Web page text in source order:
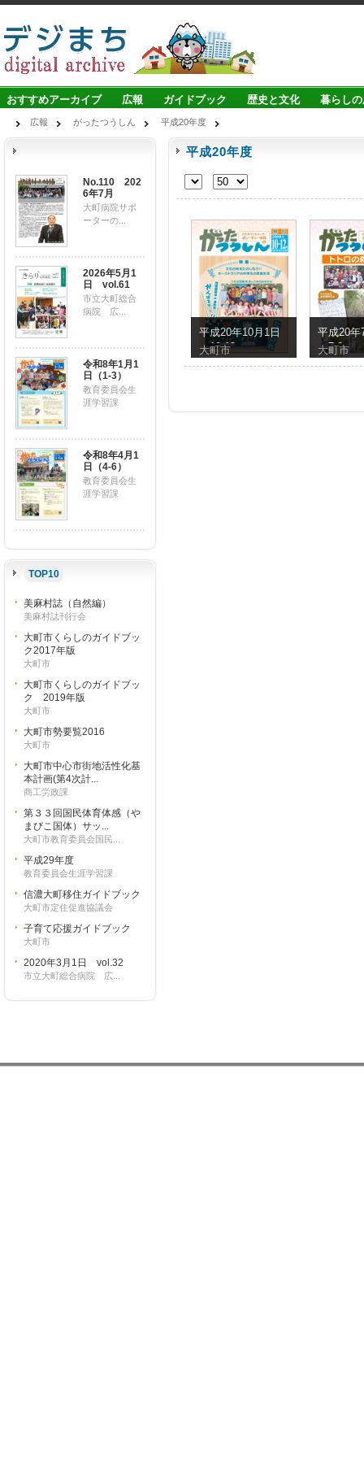
おすすめアーカイブ 広報 ガイドブック 歴史と文化 暮らし
広報 がったつうしん 平成20年度
No.110 202
6年7月
大町病院サポ
ーターの...
2026年5月1
日 vol.61
市立大町総合
病院 広...
令和8年1月1
日（1-3）
教育委員会生
涯学習課
令和8年4月1
日（4-6）
教育委員会生
涯学習課
TOP10
美麻村誌（自然編）
美麻村誌刊行会
大町市くらしのガイドブッ
ク2017年版
大町市
大町市くらしのガイドブッ
ク 2019年版
大町市
大町市勢要覧2016
大町市
大町市中心市街地活性化基
本計画(第4次計...
商工労政課
第３３回国民体育体感（や
まびこ国体）サッ...
大町市教育委員会国民...
平成29年度
教育委員会生涯学習課
信濃大町移住ガイドブック
大町市定住促進協議会
子育て応援ガイドブック
大町市
2020年3月1日 vol.32
市立大町総合病院 広...
平成20年度
平成20年10月1日
（10-12）
大町市
平成20年
（7-8）
大町市